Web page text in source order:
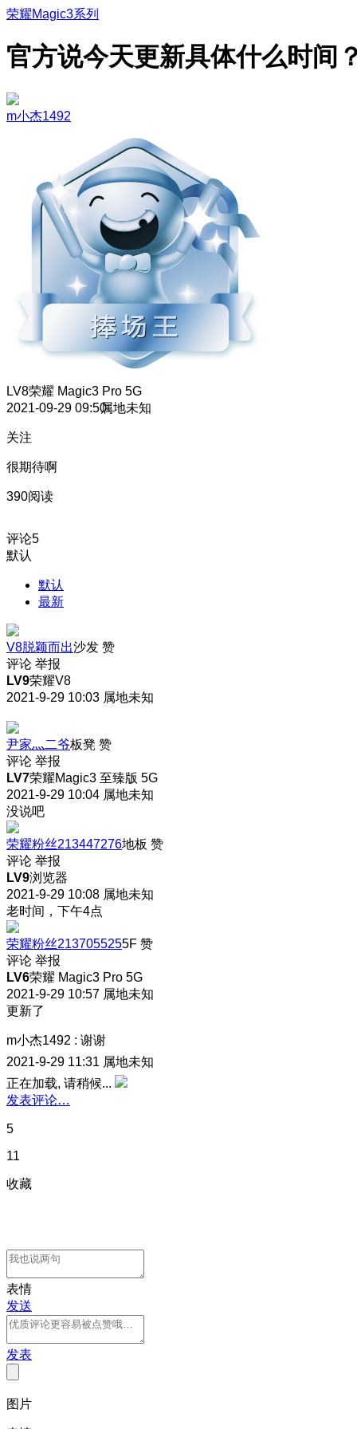
荣耀Magic3系列
官方说今天更新具体什么时间
m小杰1492
LV8荣耀 Magic3 Pro 5G
2021-09-29 09:50属地未知
关注
很期待啊
390阅读
评论5
默认
默认
最新
V8脱颖而出沙发 赞
评论 举报
LV9荣耀V8
2021-9-29 10:03 属地未知
尹家灬二爷板凳 赞
评论 举报
LV7荣耀Magic3 至臻版 5G
2021-9-29 10:04 属地未知
没说吧
荣耀粉丝213447276地板 赞
评论 举报
LV9浏览器
2021-9-29 10:08 属地未知
老时间，下午4点
荣耀粉丝2137055255F 赞
评论 举报
LV6荣耀 Magic3 Pro 5G
2021-9-29 10:57 属地未知
更新了
m小杰1492 : 谢谢
2021-9-29 11:31 属地未知
正在加载, 请稍候...
发表评论…
5
11
收藏
表情
发送
发表
图片